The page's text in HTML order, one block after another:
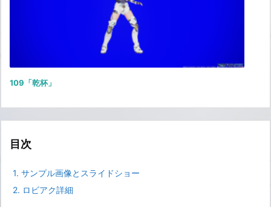
109「乾杯」
目次
1. サンプル画像とスライドショー
2. ロビアク詳細